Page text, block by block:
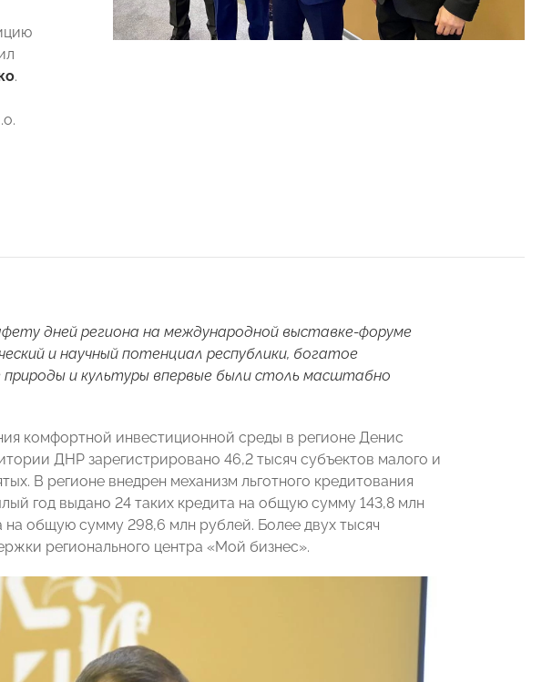
.
дней региона на международной выставке-форуме
и научный потенциал республики, богатое
и культуры впервые были столь масштабно
комфортной инвестиционной среды в регионе Денис
ДНР зарегистрировано 46,2 тысяч субъектов малого и
В регионе внедрен механизм льготного кредитования
год выдано 24 таких кредита на общую сумму 143,8 млн
на общую сумму 298,6 млн рублей. Более двух тысяч
регионального центра «Мой бизнес».